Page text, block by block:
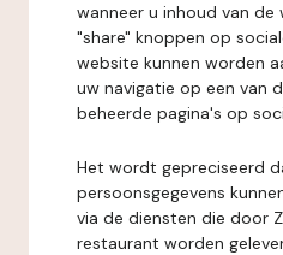
wanneer u inhoud van de
"share" knoppen op
website kunnen worden
uw navigatie op een van
beheerde pagina's op
Het wordt gepreciseerd
persoonsgegevens
via de diensten die door
restaurant worden